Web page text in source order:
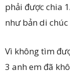
phải được chia
như bản di chúc
Vì không tìm
3 anh em đã